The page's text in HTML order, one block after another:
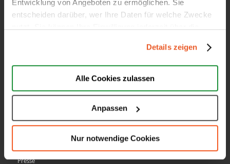
Entwicklung von Angeboten zu ermöglichen. Sie
entscheiden darüber, wer Ihre Daten für welche Zwecke
Trigger Symbol ändern oder widerrufen
Wenn Sie es erlauben, würden wir auch gerne:
Informationen über Ihre geografische Lage erfassen,
Ihr Gerät durch aktives Scannen nach bestimmten
Merkmalen (Fingerprinting) identifizieren
Erfahren Sie mehr darüber, wie Ihre persönlichen Daten
verarbeitet werden, und legen Sie Ihre Präferenzen im
Details zeigen
Alle Cookies zulassen
Anpassen
Nur notwendige Cookies
Preise & Leistungen
Über uns
Partner
Presse